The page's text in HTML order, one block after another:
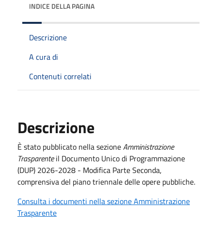
INDICE DELLA PAGINA
Descrizione
A cura di
Contenuti correlati
Descrizione
È stato pubblicato nella sezioneAmministrazione
Trasparenteil Documento Unico di Programmazione
(DUP) 2026-2028 - Modifica Parte Seconda,
comprensiva del piano triennale delle opere pubbliche.
Consulta i documenti nella sezione Amministrazione
Trasparente